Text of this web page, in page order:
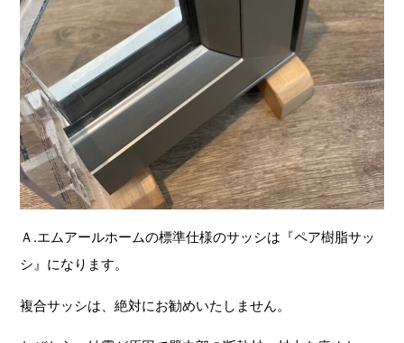
Ａ.エムアールホームの標準仕様のサッシは『ペア樹脂サッ
シ』になります。
複合サッシは、絶対にお勧めいたしません。